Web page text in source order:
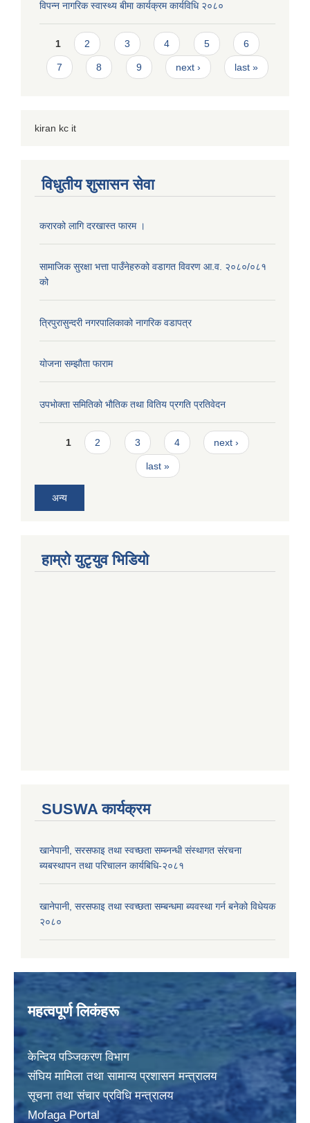
विपन्न नागरिक स्वास्थ्य बीमा कार्यक्रम कार्यविधि २०८०
Pages
1 2 3 4 5 6
7 8 9 next › last »
kiran kc it
विधुतीय शुसासन सेवा
करारको लागि दरखास्त फारम ।
सामाजिक सुरक्षा भत्ता पाउँनेहरुको वडागत विवरण आ.व. २०८०/०८१
को
त्रिपुरासुन्दरी नगरपालिकाको नागरिक वडापत्र
याेजना सम्झौता फाराम
उपभाेक्ता समितिकाे भाैतिक तथा वितिय प्रगति प्रतिवेदन
Pages
1 2 3 4 next ›
last »
अन्य
हाम्राे युटृयुव भिडियाे
SUSWA कार्यक्रम
खानेपानी, सरसफाइ तथा स्वच्छता सम्ब्नन्धी संस्थागत संरचना
ब्यबस्थापन तथा परिचालन कार्यबिधि-२०८१
खानेपानी, सरसफाइ तथा स्वच्छता सम्बन्धमा ब्यवस्था गर्न बनेको विधेयक
२०८०
महत्वपूर्ण लिकंहरू
केन्दिय पञ्जिकरण विभाग
संघिय मामिला तथा सामान्य प्रशासन मन्त्रालय
सूचना तथा संचार प्रविधि मन्त्रालय
Mofaga Portal